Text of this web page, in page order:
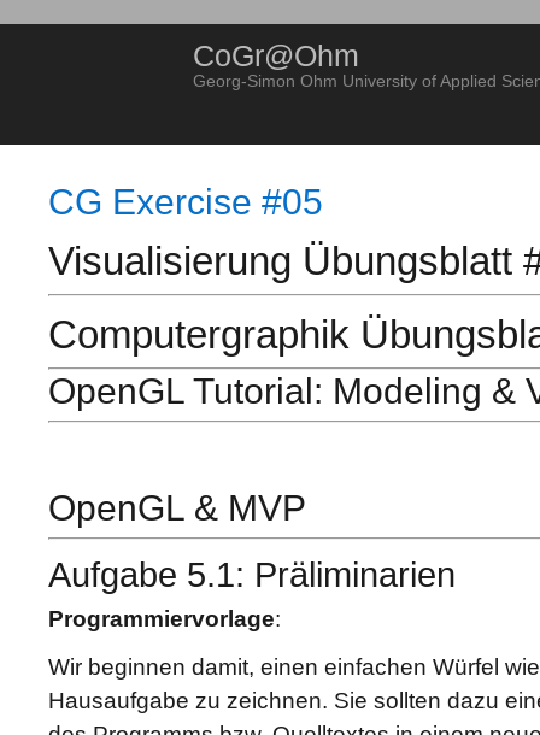
CoGr@Ohm
Georg-Simon Ohm University of Applied
CG Exercise #05
Visualisierung Übungsblatt
Computergraphik
OpenGL Tutorial: Modeling &
OpenGL & MVP
Aufgabe 5.1: Präliminarien
Programmiervorlage:
Wir beginnen damit, einen einfachen Würfel
Hausaufgabe zu zeichnen. Sie sollten dazu